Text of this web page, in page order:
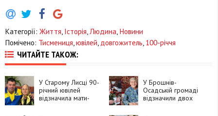
Категорії: Життя Історія Людина Новини
Помічено: Тисмениця ювілей довгожитель 100-річчя
ЧИТАЙТЕ ТАКОЖ:
У Старому Лисці 90-
річний ювілей
відзначила мати-
У Брошнів-
Осадській громаді
відзначили двох